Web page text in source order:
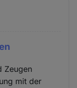
Zeugen
mit der